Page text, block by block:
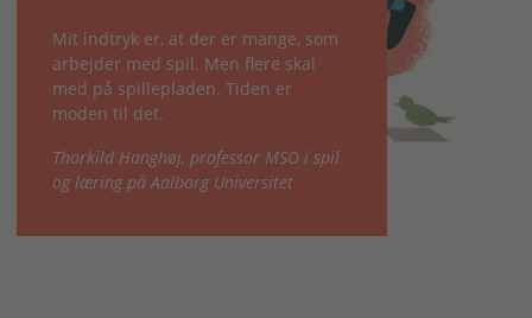
Mit indtryk er, at der er mange, som
arbejder med spil. Men flere skal
med på spillepladen. Tiden er
moden til det.
Thorkild Hanghøj, professor MSO i spil
og læring på Aalborg Universitet